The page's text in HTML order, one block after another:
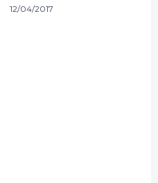
12/04/2017